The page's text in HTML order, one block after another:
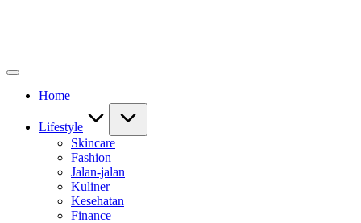
Home
Lifestyle
Skincare
Fashion
Jalan-jalan
Kuliner
Kesehatan
Finance